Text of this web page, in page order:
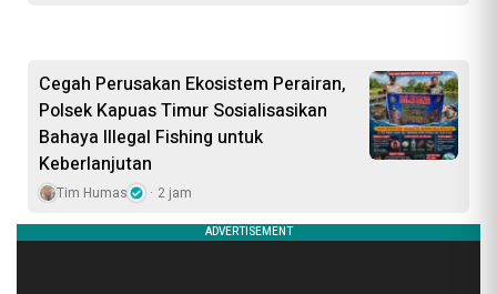
Cegah Perusakan Ekosistem Perairan,
Polsek Kapuas Timur Sosialisasikan
Bahaya Illegal Fishing untuk
Keberlanjutan
Tim Humas 2 jam